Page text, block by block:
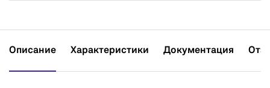
Описание Характеристики Документация